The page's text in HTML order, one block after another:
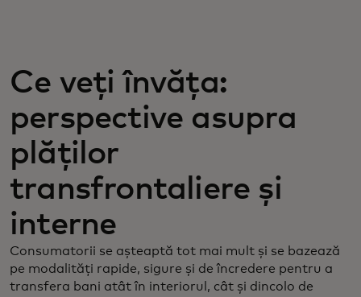
Ce veți învăța:
perspective asupra
plăților
transfrontaliere și
interne
Consumatorii se așteaptă tot mai mult și se bazează
pe modalități rapide, sigure și de încredere pentru a
transfera bani atât în interiorul, cât și dincolo de